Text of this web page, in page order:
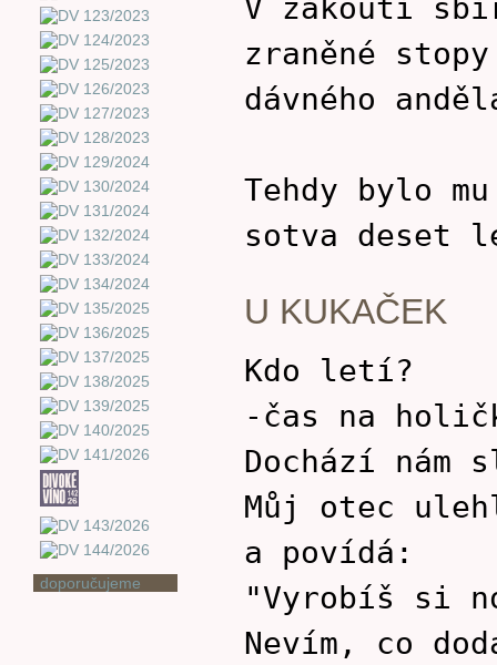
doporučujeme
V zákoutí
zraněné stopy
dávného
Tehdy bylo mu
sotva deset
U KUKAČEK
Kdo letí?
-čas na
Dochází nám
Můj otec
a povídá:
"Vyrobíš si
Nevím, co